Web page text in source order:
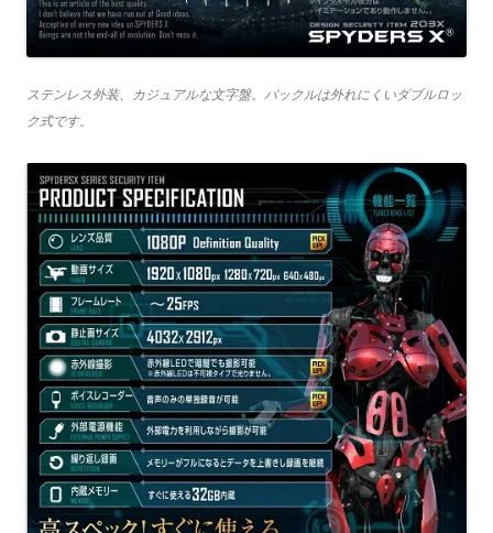
ステンレス外装、カジュアルな文字盤。バックルは外れにくいダブルロッ
ク式です。